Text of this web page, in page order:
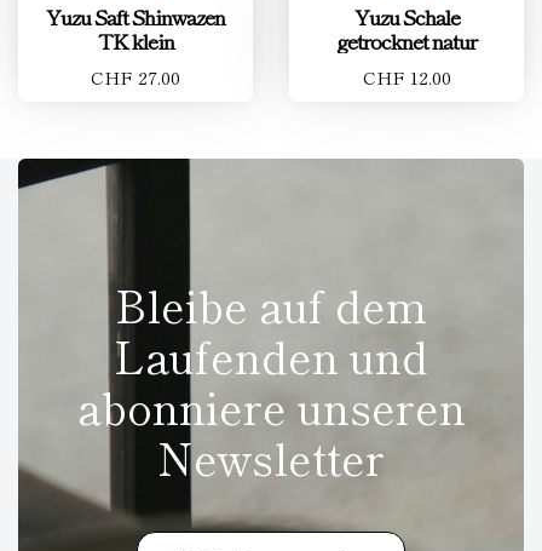
Yuzu Saft Shinwazen
TK klein
CHF 27.00
Yuzu Schale
getrocknet natur
CHF 12.00
Bleibe auf dem
Laufenden und
abonniere unseren
Newsletter